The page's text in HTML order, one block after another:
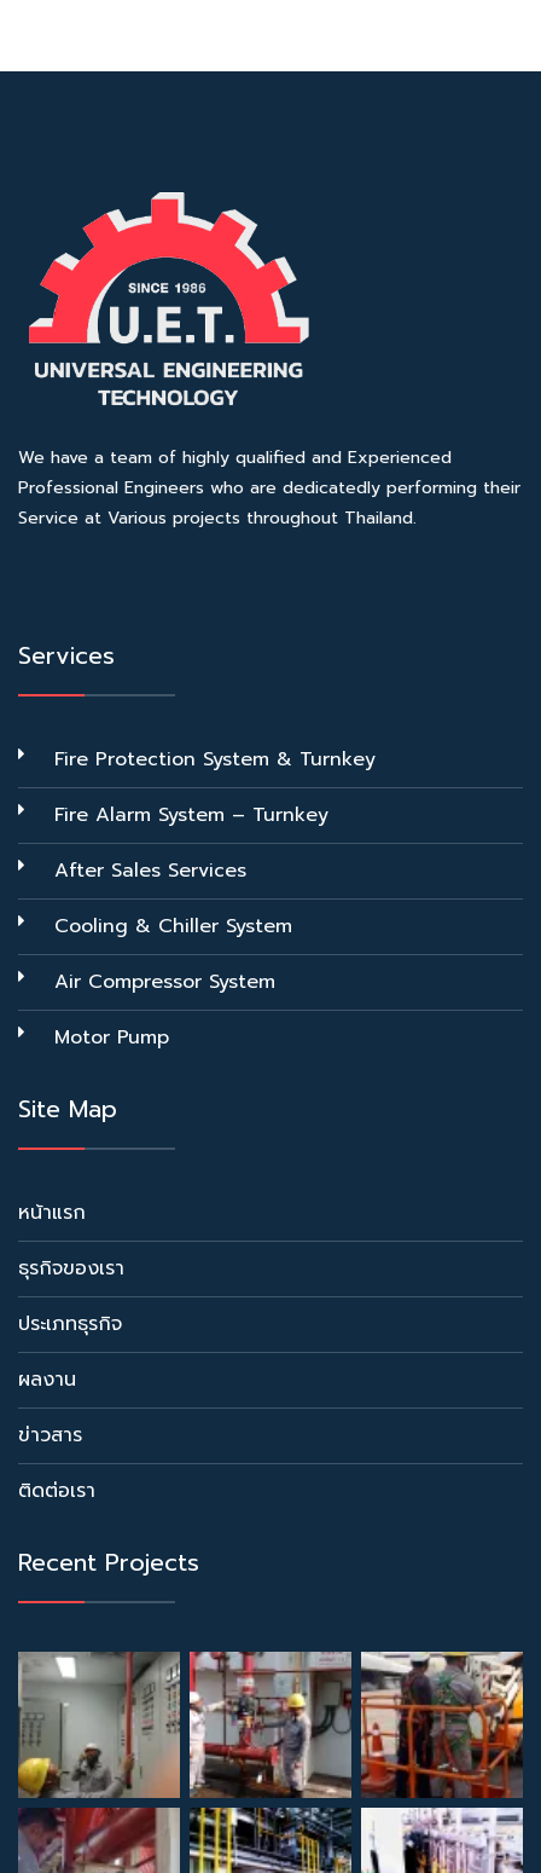
We have a team of highly qualified and Experienced
Professional Engineers who are dedicatedly performing their
Service at Various projects throughout Thailand.
Services
Fire Protection System & Turnkey
Fire Alarm System – Turnkey
After Sales Services
Cooling & Chiller System
Air Compressor System
Motor Pump
Site Map
หน้าแรก
ธุรกิจของเรา
ประเภทธุรกิจ
ผลงาน
ข่าวสาร
ติดต่อเรา
Recent Projects